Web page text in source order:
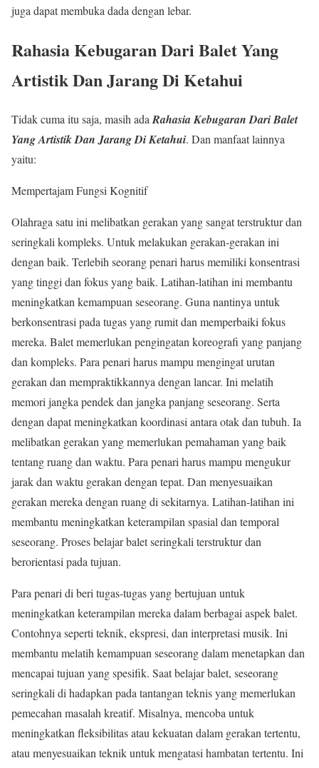
juga dapat membuka dada dengan lebar.
Rahasia Kebugaran Dari Balet Yang
Artistik Dan Jarang Di Ketahui
Tidak cuma itu saja, masih ada Rahasia Kebugaran Dari Balet
Yang Artistik Dan Jarang Di Ketahui. Dan manfaat lainnya
yaitu:
Mempertajam Fungsi Kognitif
Olahraga satu ini melibatkan gerakan yang sangat terstruktur dan
seringkali kompleks. Untuk melakukan gerakan-gerakan ini
dengan baik. Terlebih seorang penari harus memiliki konsentrasi
yang tinggi dan fokus yang baik. Latihan-latihan ini membantu
meningkatkan kemampuan seseorang. Guna nantinya untuk
berkonsentrasi pada tugas yang rumit dan memperbaiki fokus
mereka. Balet memerlukan pengingatan koreografi yang panjang
dan kompleks. Para penari harus mampu mengingat urutan
gerakan dan mempraktikkannya dengan lancar. Ini melatih
memori jangka pendek dan jangka panjang seseorang. Serta
dengan dapat meningkatkan koordinasi antara otak dan tubuh. Ia
melibatkan gerakan yang memerlukan pemahaman yang baik
tentang ruang dan waktu. Para penari harus mampu mengukur
jarak dan waktu gerakan dengan tepat. Dan menyesuaikan
gerakan mereka dengan ruang di sekitarnya. Latihan-latihan ini
membantu meningkatkan keterampilan spasial dan temporal
seseorang. Proses belajar balet seringkali terstruktur dan
berorientasi pada tujuan.
Para penari di beri tugas-tugas yang bertujuan untuk
meningkatkan keterampilan mereka dalam berbagai aspek balet.
Contohnya seperti teknik, ekspresi, dan interpretasi musik. Ini
membantu melatih kemampuan seseorang dalam menetapkan dan
mencapai tujuan yang spesifik. Saat belajar balet, seseorang
seringkali di hadapkan pada tantangan teknis yang memerlukan
pemecahan masalah kreatif. Misalnya, mencoba untuk
meningkatkan fleksibilitas atau kekuatan dalam gerakan tertentu,
atau menyesuaikan teknik untuk mengatasi hambatan tertentu. Ini